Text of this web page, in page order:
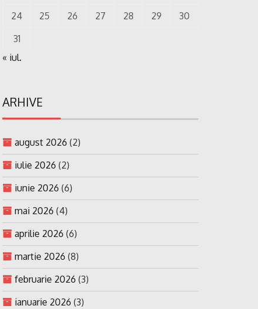
24
25 26 27 28 29
30
31
« iul.
ARHIVE
august 2026 (2)
iulie 2026 (2)
iunie 2026 (6)
mai 2026 (4)
aprilie 2026 (6)
martie 2026 (8)
februarie 2026 (3)
ianuarie 2026 (3)